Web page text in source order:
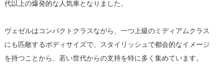
代以上の爆発的な人気車となりました。
ヴェゼルはコンパクトクラスながら、一つ上級のミディアムクラス
にも匹敵するボディサイズで、スタイリッシュで都会的なイメージ
を持つことから、若い世代からの支持を特に多く集めています。